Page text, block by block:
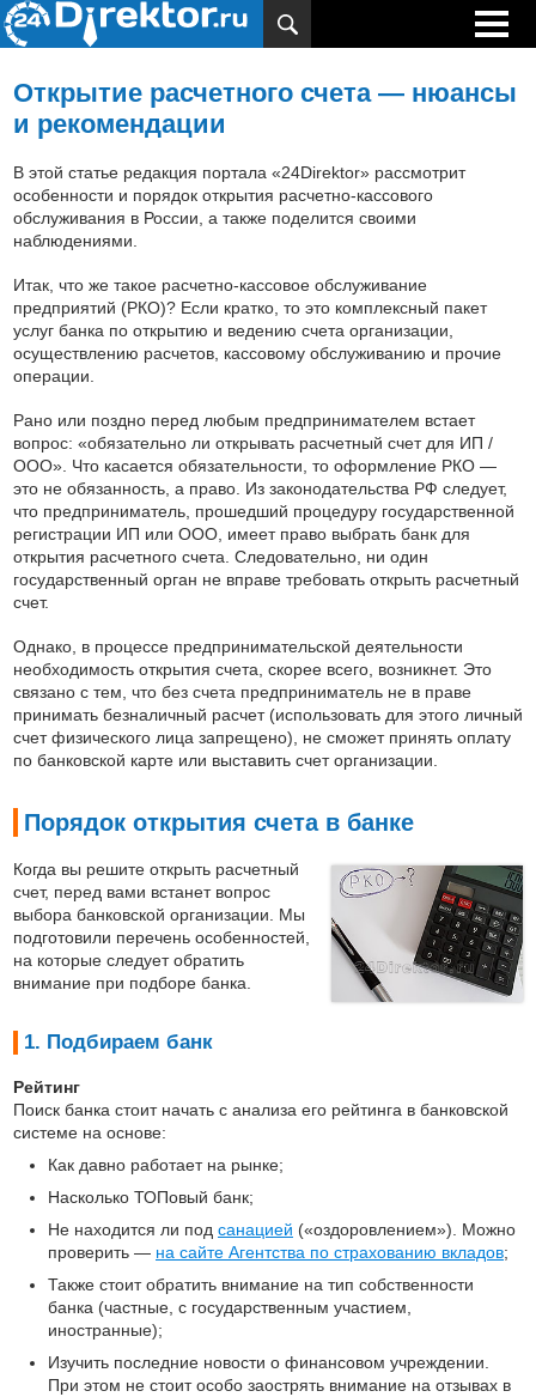
Открытие расчетного счета — нюансы
и рекомендации
В этой статье редакция портала «24Direktor» рассмотрит
особенности и порядок открытия расчетно-кассового
обслуживания в России, а также поделится своими
наблюдениями.
Итак, что же такое расчетно-кассовое обслуживание
предприятий (РКО)? Если кратко, то это комплексный пакет
услуг банка по открытию и ведению счета организации,
осуществлению расчетов, кассовому обслуживанию и прочие
операции.
Рано или поздно перед любым предпринимателем встает
вопрос: «обязательно ли открывать расчетный счет для ИП /
ООО». Что касается обязательности, то оформление РКО —
это не обязанность, а право. Из законодательства РФ следует,
что предприниматель, прошедший процедуру государственной
регистрации ИП или ООО, имеет право выбрать банк для
открытия расчетного счета. Следовательно, ни один
государственный орган не вправе требовать открыть расчетный
счет.
Однако, в процессе предпринимательской деятельности
необходимость открытия счета, скорее всего, возникнет. Это
связано с тем, что без счета предприниматель не в праве
принимать безналичный расчет (использовать для этого личный
счет физического лица запрещено), не сможет принять оплату
по банковской карте или выставить счет организации.
Порядок открытия счета в банке
Когда вы решите открыть расчетный
счет, перед вами встанет вопрос
выбора банковской организации. Мы
подготовили перечень особенностей,
на которые следует обратить
внимание при подборе банка.
1. Подбираем банк
Рейтинг
Поиск банка стоит начать с анализа его рейтинга в банковской
системе на основе:
Как давно работает на рынке;
Насколько ТОПовый банк;
Не находится ли под санацией («оздоровлением»). Можно
проверить — на сайте Агентства по страхованию вкладов;
Также стоит обратить внимание на тип собственности
банка (частные, с государственным участием,
иностранные);
Изучить последние новости о финансовом учреждении.
При этом не стоит особо заострять внимание на отзывах в